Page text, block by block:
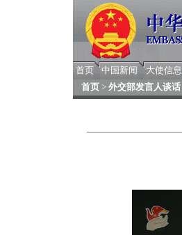
首页 中国新闻 大使信息
首页 > 外交部发言人谈话